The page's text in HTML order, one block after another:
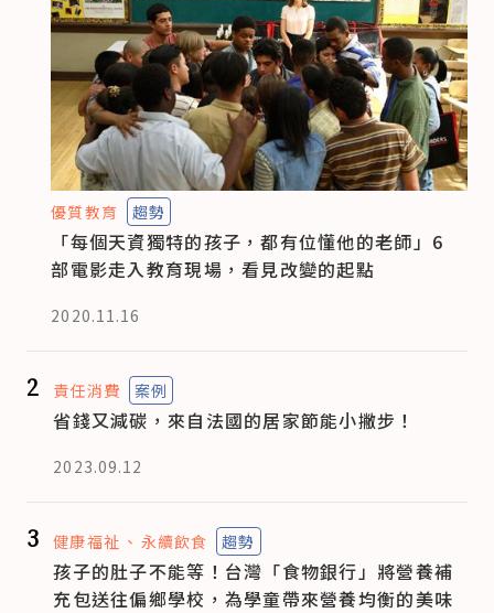
優質教育 趨勢
「每個天資獨特的孩子，都有位懂他的老師」6
部電影走入教育現場，看見改變的起點
2020.11.16
2 責任消費 案例
省錢又減碳，來自法國的居家節能小撇步！
2023.09.12
3 健康福祉 永續飲食 趨勢
孩子的肚子不能等！台灣「食物銀行」將營養補
充包送往偏鄉學校，為學童帶來營養均衡的美味